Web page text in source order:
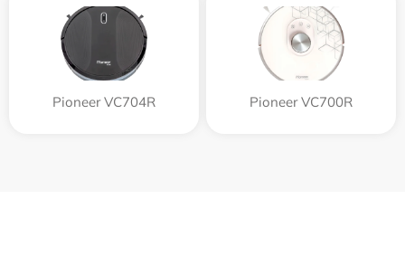
Pioneer VC704R Pioneer VC700R